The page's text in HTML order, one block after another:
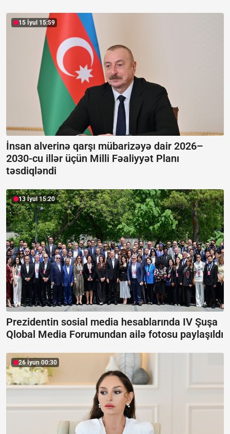
15 İyul 15:59
İnsan alverinə qarşı mübarizəyə dair 2026–
2030-cu illər üçün Milli Fəaliyyət Planı
təsdiqləndi
13 İyul 15:20
Prezidentin sosial media hesablarında IV Şuşa
Qlobal Media Forumundan ailə fotosu paylaşıldı
26 İyun 00:30